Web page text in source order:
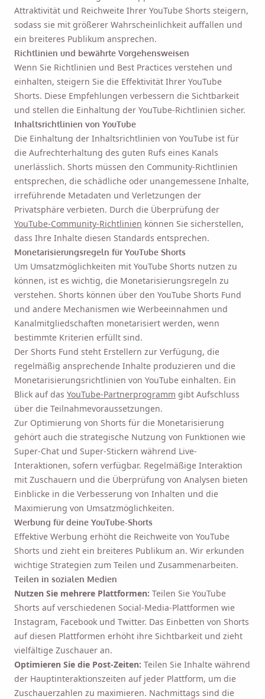
Attraktivität und Reichweite Ihrer YouTube Shorts steigern,
sodass sie mit größerer Wahrscheinlichkeit auffallen und
ein breiteres Publikum ansprechen.
Richtlinien und bewährte Vorgehensweisen
Wenn Sie Richtlinien und Best Practices verstehen und
einhalten, steigern Sie die Effektivität Ihrer YouTube
Shorts. Diese Empfehlungen verbessern die Sichtbarkeit
und stellen die Einhaltung der YouTube-Richtlinien sicher.
Inhaltsrichtlinien von YouTube
Die Einhaltung der Inhaltsrichtlinien von YouTube ist für
die Aufrechterhaltung des guten Rufs eines Kanals
unerlässlich. Shorts müssen den Community-Richtlinien
entsprechen, die schädliche oder unangemessene Inhalte,
irreführende Metadaten und Verletzungen der
Privatsphäre verbieten. Durch die Überprüfung der
YouTube-Community-Richtlinien können Sie sicherstellen,
dass Ihre Inhalte diesen Standards entsprechen.
Monetarisierungsregeln für YouTube Shorts
Um Umsatzmöglichkeiten mit YouTube Shorts nutzen zu
können, ist es wichtig, die Monetarisierungsregeln zu
verstehen. Shorts können über den YouTube Shorts Fund
und andere Mechanismen wie Werbeeinnahmen und
Kanalmitgliedschaften monetarisiert werden, wenn
bestimmte Kriterien erfüllt sind.
Der Shorts Fund steht Erstellern zur Verfügung, die
regelmäßig ansprechende Inhalte produzieren und die
Monetarisierungsrichtlinien von YouTube einhalten. Ein
Blick auf das YouTube-Partnerprogramm gibt Aufschluss
über die Teilnahmevoraussetzungen.
Zur Optimierung von Shorts für die Monetarisierung
gehört auch die strategische Nutzung von Funktionen wie
Super-Chat und Super-Stickern während Live-
Interaktionen, sofern verfügbar. Regelmäßige Interaktion
mit Zuschauern und die Überprüfung von Analysen bieten
Einblicke in die Verbesserung von Inhalten und die
Maximierung von Umsatzmöglichkeiten.
Werbung für deine YouTube-Shorts
Effektive Werbung erhöht die Reichweite von YouTube
Shorts und zieht ein breiteres Publikum an. Wir erkunden
wichtige Strategien zum Teilen und Zusammenarbeiten.
Teilen in sozialen Medien
Nutzen Sie mehrere Plattformen: Teilen Sie YouTube
Shorts auf verschiedenen Social-Media-Plattformen wie
Instagram, Facebook und Twitter. Das Einbetten von Shorts
auf diesen Plattformen erhöht ihre Sichtbarkeit und zieht
vielfältige Zuschauer an.
Optimieren Sie die Post-Zeiten: Teilen Sie Inhalte während
der Hauptinteraktionszeiten auf jeder Plattform, um die
Zuschauerzahlen zu maximieren. Nachmittags sind die
Email
Indem Sie diese Option aktivieren, stimmen Sie unserer
Datenschutzrichtliniezu.
Schicken